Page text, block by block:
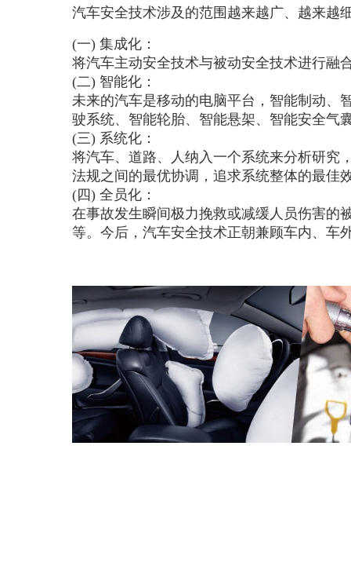
汽车安全技术涉及的范围越来越广、越来越
(一) 集成化：
将汽车主动安全技术与被动安全技术进行融
(二) 智能化：
未来的汽车是移动的电脑平台，智能制动、
驶系统、智能轮胎、智能悬架、智能安全气
(三) 系统化：
将汽车、道路、人纳入一个系统来分析研究
法规之间的最优协调，追求系统整体的最佳
(四) 全员化：
在事故发生瞬间极力挽救或减缓人员伤害的
等。今后，汽车安全技术正朝兼顾车内、车